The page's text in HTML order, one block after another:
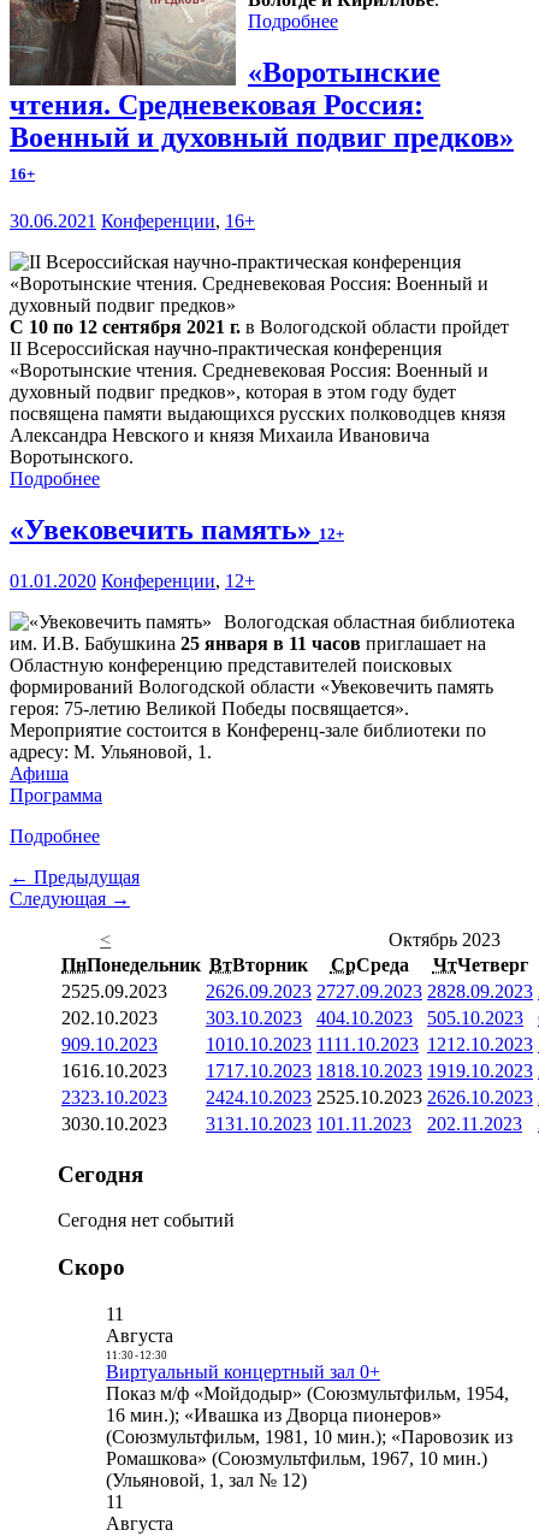
Подробнее
«Воротынские
чтения. Средневековая Россия:
Военный и духовный подвиг предков»
16+
30.06.2021 Конференции, 16+
С 10 по 12 сентября 2021 г. в Вологодской области пройдет
II Всероссийская научно-практическая конференция
«Воротынские чтения. Средневековая Россия: Военный и
духовный подвиг предков», которая в этом году будет
посвящена памяти выдающихся русских полководцев князя
Александра Невского и князя Михаила Ивановича
Воротынского.
Подробнее
«Увековечить память» 12+
01.01.2020 Конференции, 12+
Вологодская областная библиотека
им. И.В. Бабушкина 25 января в 11 часов приглашает на
Областную конференцию представителей поисковых
формирований Вологодской области «Увековечить память
героя: 75-летию Великой Победы посвящается».
Мероприятие состоится в Конференц-зале библиотеки по
адресу: М. Ульяновой, 1.
Афиша
Программа
Подробнее
← Предыдущая
Следующая →
<
Октябрь 2023
ПнПонедельник ВтВторник СрСреда ЧтЧетверг
2525.09.2023 2626.09.2023 2727.09.2023 2828.09.2023
202.10.2023 303.10.2023 404.10.2023 505.10.2023
909.10.2023 1010.10.2023 1111.10.2023 1212.10.2023
1616.10.2023 1717.10.2023 1818.10.2023 1919.10.2023
2323.10.2023 2424.10.2023 2525.10.2023 2626.10.2023
3030.10.2023 3131.10.2023 101.11.2023 202.11.2023
Сегодня
Сегодня нет событий
Скоро
11
Августа
11:30- 12:30
Виртуальный концертный зал 0+
Показ м/ф «Мойдодыр» (Союзмультфильм, 1954,
16 мин.); «Ивашка из Дворца пионеров»
(Союзмультфильм, 1981, 10 мин.); «Паровозик из
Ромашкова» (Союзмультфильм, 1967, 10 мин.)
(Ульяновой, 1, зал № 12)
11
Августа